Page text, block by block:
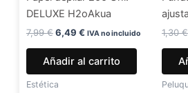
DELUXE H2oAkua
7,99€6,49 € IVA no incluido
Añadir al carrito
Estética
1,30€